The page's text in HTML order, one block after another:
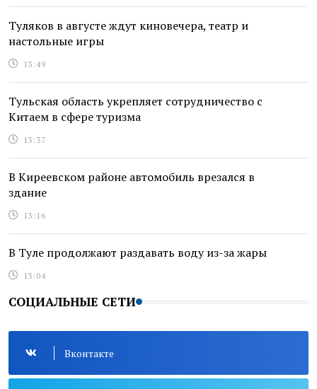
Туляков в августе ждут киновечера, театр и
настольные игры
13:49
Тульская область укрепляет сотрудничество с
Китаем в сфере туризма
13:37
В Киреевском районе автомобиль врезался в
здание
13:16
В Туле продолжают раздавать воду из-за жары
13:04
СОЦИАЛЬНЫЕ СЕТИ
Вконтакте